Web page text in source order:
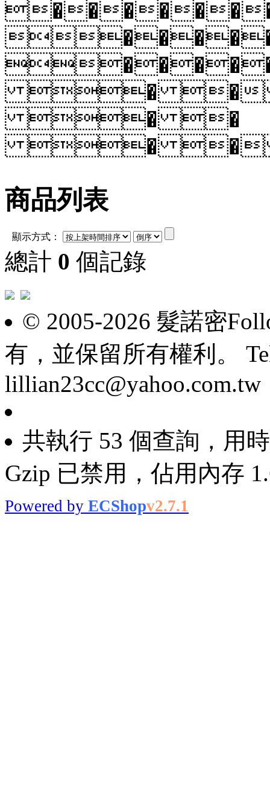
� �
� �
� �
商品列表
顯示方式：
總計 0 個記錄
© 2005-2026 髮諾密
有，並保留所有權利。
lillian23cc@yahoo.com.tw
共執行 53 個查詢，用
Gzip 已禁用，佔用內存
Powered by ECShopv2.7.1